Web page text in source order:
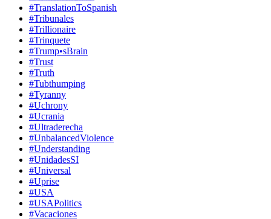
#TranslationToSpanish
#Tribunales
#Trillionaire
#Trinquete
#Trump•sBrain
#Trust
#Truth
#Tubthumping
#Tyranny
#Uchrony
#Ucrania
#Ultraderecha
#UnbalancedViolence
#Understanding
#UnidadesSI
#Universal
#Uprise
#USA
#USAPolitics
#Vacaciones